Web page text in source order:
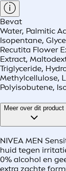
Bevat
Water, Palmitic
Isopentane,
Recutita Flower
Extract,
Triglyceride,
Methylcellulose,
Polyisobutene,
Meer over dit product
NIVEA MEN
huid tegen
0% alcohol en
extra zachte